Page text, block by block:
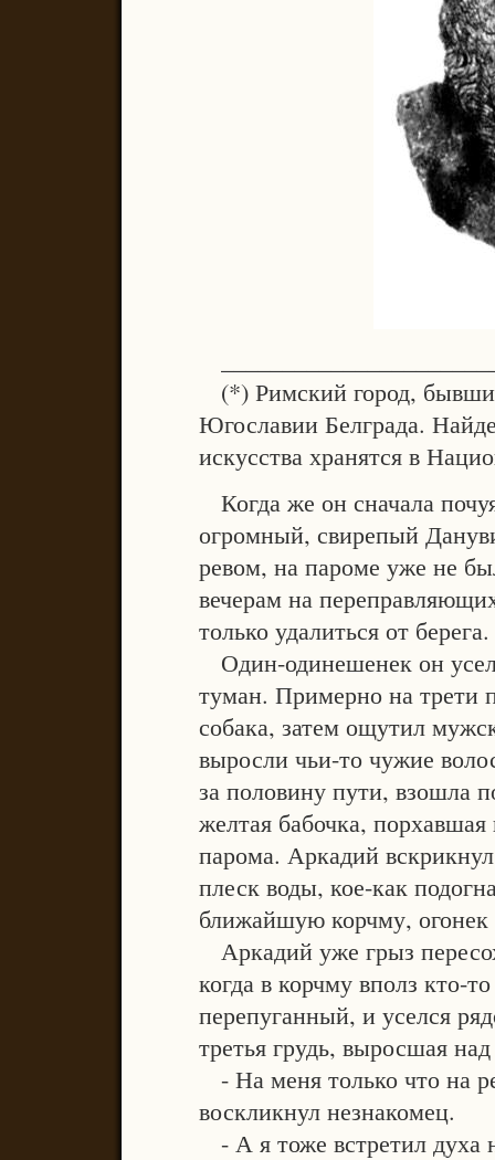
(*) Римский город,
Югославии Белграда.
искусства хранятся в
Когда же он сначала
огромный, свирепый
ревом, на пароме уже не
вечерам на
только удалиться от берега.
Один-одинешенек он
туман. Примерно на трети
собака, затем ощутил
выросли чьи-то чужие
за половину пути, взошла
желтая бабочка,
парома. Аркадий
плеск воды, кое-как
ближайшую корчму, огонек
Аркадий уже грыз
когда в корчму вполз кто-
перепуганный, и уселся
третья грудь, выросшая
- На меня только что на
воскликнул незнакомец.
- А я тоже встретил духа